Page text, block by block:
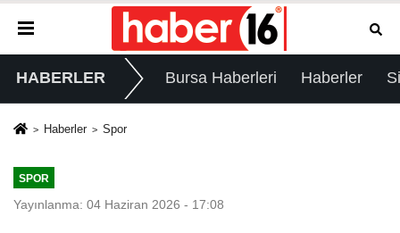
HABERLER Bursa Haberleri Haberler
Haberler Spor
SPOR
Yayınlanma: 04 Haziran 2026 - 17:08